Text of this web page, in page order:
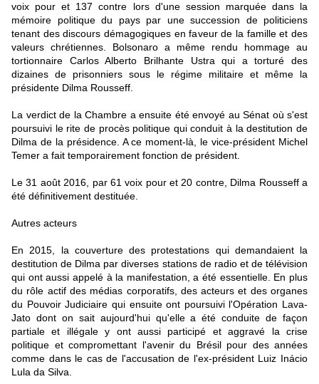
voix pour et 137 contre lors d'une session marquée dans la
mémoire politique du pays par une succession de politiciens
tenant des discours démagogiques en faveur de la famille et des
valeurs chrétiennes. Bolsonaro a même rendu hommage au
tortionnaire Carlos Alberto Brilhante Ustra qui a torturé des
dizaines de prisonniers sous le régime militaire et même la
présidente Dilma Rousseff.
La verdict de la Chambre a ensuite été envoyé au Sénat où s'est
poursuivi le rite de procès politique qui conduit à la destitution de
Dilma de la présidence. A ce moment-là, le vice-président Michel
Temer a fait temporairement fonction de président.
Le 31 août 2016, par 61 voix pour et 20 contre, Dilma Rousseff a
été définitivement destituée.
Autres acteurs
En 2015, la couverture des protestations qui demandaient la
destitution de Dilma par diverses stations de radio et de télévision
qui ont aussi appelé à la manifestation, a été essentielle. En plus
du rôle actif des médias corporatifs, des acteurs et des organes
du Pouvoir Judiciaire qui ensuite ont poursuivi l'Opération Lava-
Jato dont on sait aujourd'hui qu'elle a été conduite de façon
partiale et illégale y ont aussi participé et aggravé la crise
politique et compromettant l'avenir du Brésil pour des années
comme dans le cas de l'accusation de l'ex-président Luiz Inácio
Lula da Silva.